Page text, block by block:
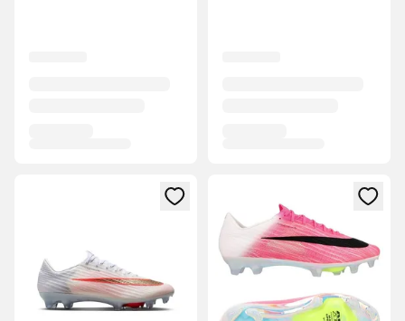
Åbner en Modal til at logge ind eller tilmelde dig som
Åbner en Modal til at logge